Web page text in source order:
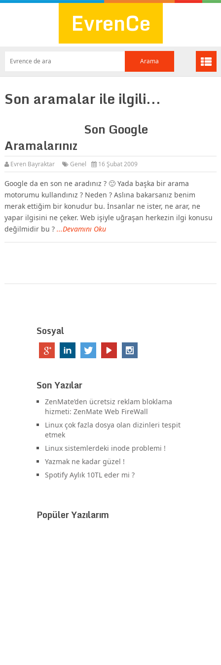
EvrenCe
Son aramalar ile ilgili...
Son Google
Aramalarınız
Evren Bayraktar Genel 16 Şubat 2009
Google da en son ne aradınız ? 🙂 Yada başka bir arama
motorumu kullandınız ? Neden ? Aslına bakarsanız benim
merak ettiğim bir konudur bu. İnsanlar ne ister, ne arar, ne
yapar ilgisini ne çeker. Web işiyle uğraşan herkezin ilgi konusu
değilmidir bu ? ...Devamını Oku
Sosyal
Son Yazılar
ZenMate’den ücretsiz reklam bloklama
hizmeti: ZenMate Web FireWall
Linux çok fazla dosya olan dizinleri tespit
etmek
Linux sistemlerdeki inode problemi !
Yazmak ne kadar güzel !
Spotify Aylık 10TL eder mi ?
Popüler Yazılarım